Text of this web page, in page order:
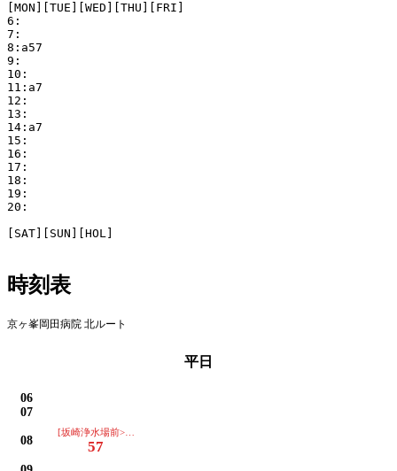
[MON][TUE][WED][THU][FRI]
6:
7:
8:a57
9:
10:
11:a7
12:
13:
14:a7
15:
16:
17:
18:
19:
20:
[SAT][SUN][HOL]
時刻表
京ヶ峯岡田病院 北ルート
平日
06
07
08
[坂崎浄水場前>相見駅>幸田小学校>商工会館西>横落児童館>役場]
57